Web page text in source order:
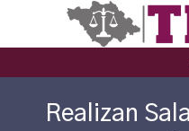
Realizan